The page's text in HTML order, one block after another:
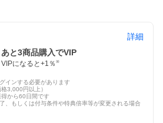
詳細
あと3商品購入でVIP
VIPになると+1 ％ ※
インする必要があります
3,000円以上）
得から60日間です
、もしくは付与条件や特典倍率等が変更される場合